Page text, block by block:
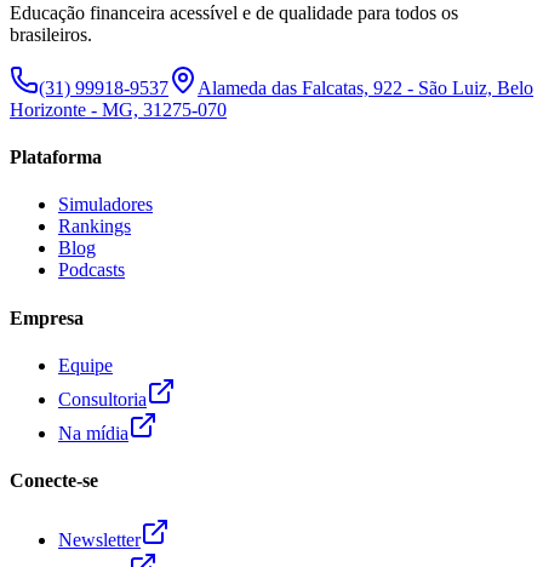
Educação financeira acessível e de qualidade para todos os
brasileiros.
(31) 99918-9537
Alameda das Falcatas, 922 - São Luiz, Belo
Horizonte - MG, 31275-070
Plataforma
Simuladores
Rankings
Blog
Podcasts
Empresa
Equipe
Consultoria
Na mídia
Conecte-se
Newsletter